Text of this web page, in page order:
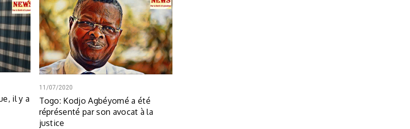
il y a
11/07/2020
Togo: Kodjo Agbéyomé a été
réprésenté par son avocat à la
justice